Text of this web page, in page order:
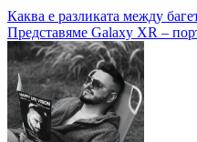
Навигация
Каква е разликата между
Представяме Galaxy XR –